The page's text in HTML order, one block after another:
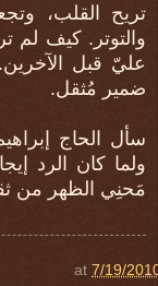
تريح القلب،
والتوتر. كيف لم
عليّ قبل
ضمير مُثقل.
سأل الحاج
ولما كان الرد
مَحنِي الظهر من
at7/19/